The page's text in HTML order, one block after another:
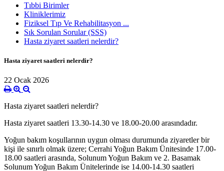
Tıbbi Birimler
Kliniklerimiz
Fiziksel Tıp Ve Rehabilitasyon ...
Sık Sorulan Sorular (SSS)
Hasta ziyaret saatleri nelerdir?
Hasta ziyaret saatleri nelerdir?
22 Ocak 2026
Hasta ziyaret saatleri nelerdir?
Hasta ziyaret saatleri 13.30-14.30 ve 18.00-20.00 arasındadır.
Yoğun bakım koşullarının uygun olması durumunda ziyaretler bir
kişi ile sınırlı olmak üzere; Cerrahi Yoğun Bakım Ünitesinde 17.00-
18.00 saatleri arasında, Solunum Yoğun Bakım ve 2. Basamak
Solunum Yoğun Bakım Ünitelerinde ise 14.00-14.30 saatleri